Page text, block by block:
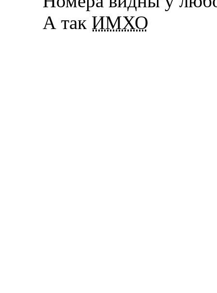
А так ИМХО